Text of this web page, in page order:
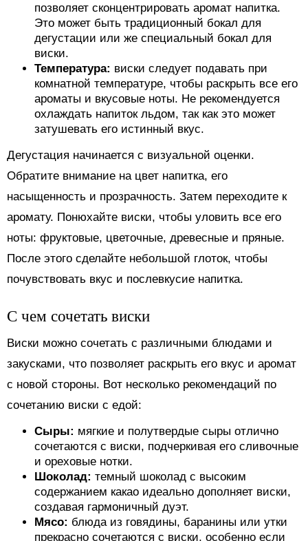
позволяет сконцентрировать аромат напитка.
Это может быть традиционный бокал для
дегустации или же специальный бокал для
виски.
Температура: виски следует подавать при
комнатной температуре, чтобы раскрыть все его
ароматы и вкусовые ноты. Не рекомендуется
охлаждать напиток льдом, так как это может
затушевать его истинный вкус.
Дегустация начинается с визуальной оценки.
Обратите внимание на цвет напитка, его
насыщенность и прозрачность. Затем переходите к
аромату. Понюхайте виски, чтобы уловить все его
ноты: фруктовые, цветочные, древесные и пряные.
После этого сделайте небольшой глоток, чтобы
почувствовать вкус и послевкусие напитка.
С чем сочетать виски
Виски можно сочетать с различными блюдами и
закусками, что позволяет раскрыть его вкус и аромат
с новой стороны. Вот несколько рекомендаций по
сочетанию виски с едой:
Сыры: мягкие и полутвердые сыры отлично
сочетаются с виски, подчеркивая его сливочные
и ореховые нотки.
Шоколад: темный шоколад с высоким
содержанием какао идеально дополняет виски,
создавая гармоничный дуэт.
Мясо: блюда из говядины, баранины или утки
прекрасно сочетаются с виски, особенно если